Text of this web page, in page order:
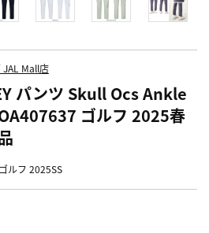
JAL Mall店
パンツ Skull Ocs Ankle
ゴルフ 2025春
ルフ 2025SS